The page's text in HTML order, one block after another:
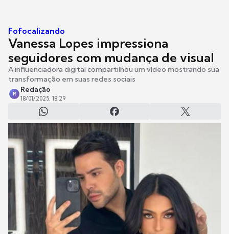
Fofocalizando
Vanessa Lopes impressiona
seguidores com mudança de visual
A influenciadora digital compartilhou um vídeo mostrando sua
transformação em suas redes sociais
R
Redação
18/01/2025, 18:29